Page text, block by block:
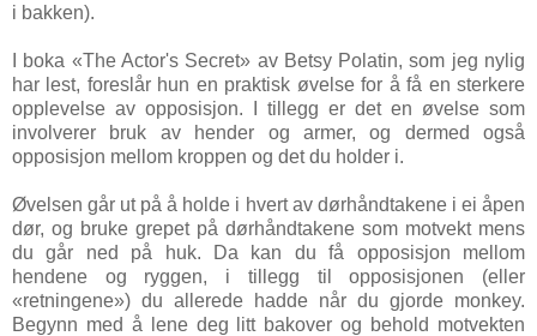
i bakken).
I boka «The Actor's Secret» av Betsy Polatin, som jeg nylig
har lest, foreslår hun en praktisk øvelse for å få en sterkere
opplevelse av opposisjon. I tillegg er det en øvelse som
involverer bruk av hender og armer, og dermed også
opposisjon mellom kroppen og det du holder i.
Øvelsen går ut på å holde i hvert av dørhåndtakene i ei åpen
dør, og bruke grepet på dørhåndtakene som motvekt mens
du går ned på huk. Da kan du få opposisjon mellom
hendene og ryggen, i tillegg til opposisjonen (eller
«retningene») du allerede hadde når du gjorde monkey.
Begynn med å lene deg litt bakover og behold motvekten